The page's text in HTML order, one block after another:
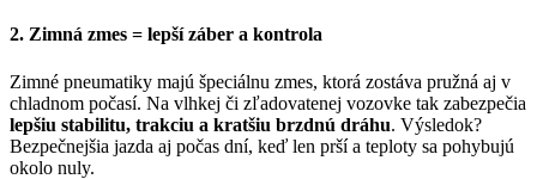
2. Zimná zmes = lepší záber a kontrola
Zimné pneumatiky majú špeciálnu zmes, ktorá zostáva pružná aj v
chladnom počasí. Na vlhkej či zľadovatenej vozovke tak zabezpečia
lepšiu stabilitu, trakciu a kratšiu brzdnú dráhu. Výsledok?
Bezpečnejšia jazda aj počas dní, keď len prší a teploty sa pohybujú
okolo nuly.